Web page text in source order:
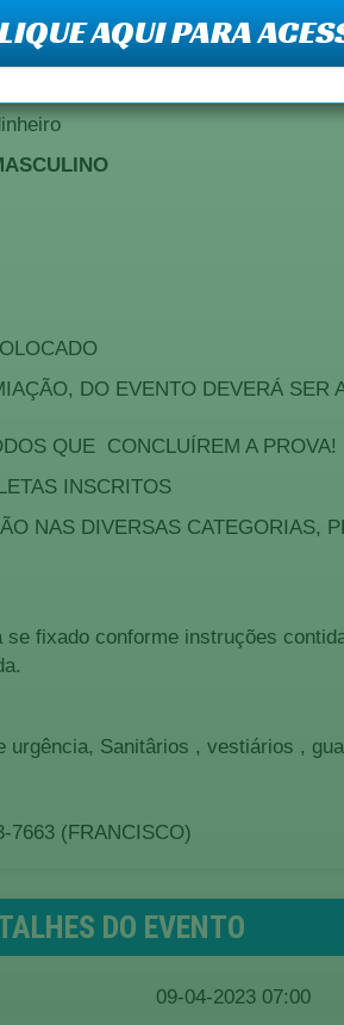
DO EVENTO DEVERÁ
QUE CONCLUÍREM A PROVA!
INSCRITOS
NAS DIVERSAS CATEGORIAS,
fixado conforme instruções
urgência, Sanitârios , vestiários ,
7663 (FRANCISCO)
DO EVENTO
09-04-2023 07:00
AQUI PARA